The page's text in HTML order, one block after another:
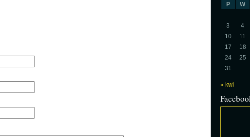
P W
3
4
10
11
17
18
24
25
31
« kwi